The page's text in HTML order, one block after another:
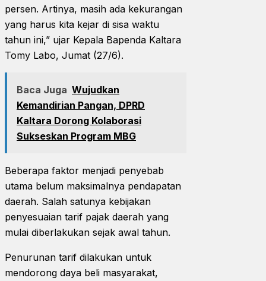
persen. Artinya, masih ada kekurangan
yang harus kita kejar di sisa waktu
tahun ini,” ujar Kepala Bapenda Kaltara
Tomy Labo, Jumat (27/6).
Baca Juga Wujudkan
Kemandirian Pangan, DPRD
Kaltara Dorong Kolaborasi
Sukseskan Program MBG
Beberapa faktor menjadi penyebab
utama belum maksimalnya pendapatan
daerah. Salah satunya kebijakan
penyesuaian tarif pajak daerah yang
mulai diberlakukan sejak awal tahun.
Penurunan tarif dilakukan untuk
mendorong daya beli masyarakat,